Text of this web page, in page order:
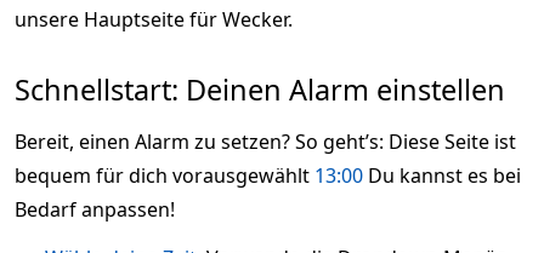
unsere Hauptseite für Wecker.
Schnellstart: Deinen Alarm einstellen
Bereit, einen Alarm zu setzen? So geht’s: Diese Seite ist
bequem für dich vorausgewählt 13:00 Du kannst es bei
Bedarf anpassen!